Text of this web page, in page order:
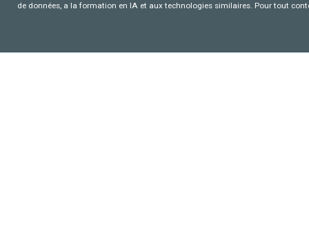
de données, a la formation en IA et aux technologies similaires. Pour tout